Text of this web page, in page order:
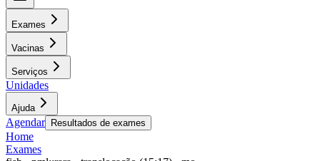
Exames
Vacinas
Serviços
Unidades
Ajuda
Agendar Resultados de exames
Home
Exames